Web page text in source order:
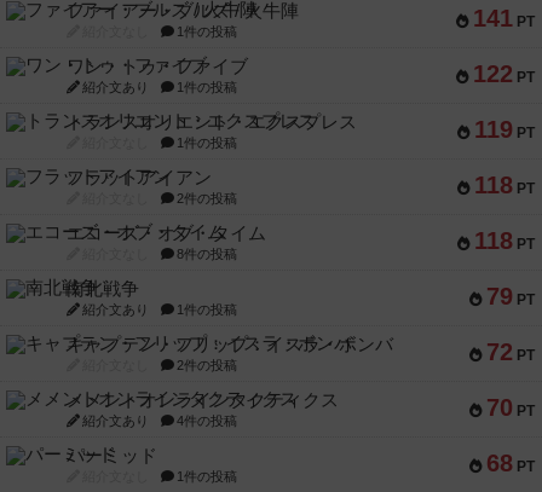
141 PT
ファイアー・ブルズ / 火牛陣
1件の投稿
122 PT
ワン・トゥ・ファイブ
紹介文あり 1件の投稿
119 PT
トランスオリエント・エクスプレス
1件の投稿
118 PT
フラットアイアン
2件の投稿
118 PT
エコーズ・オブ・タイム
8件の投稿
79 PT
南北戦争
紹介文あり 1件の投稿
72 PT
キャプテン・フリップ：イスラ・ボンバ
2件の投稿
70 PT
メメントオンラインタクティクス
紹介文あり 4件の投稿
68 PT
パーミッド
1件の投稿